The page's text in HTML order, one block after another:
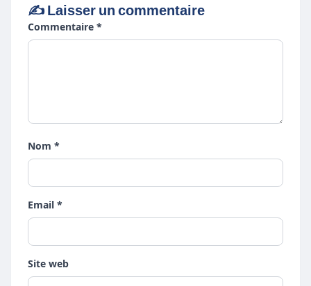
✍️ Laisser un commentaire
Commentaire *
Nom *
Email *
Site web